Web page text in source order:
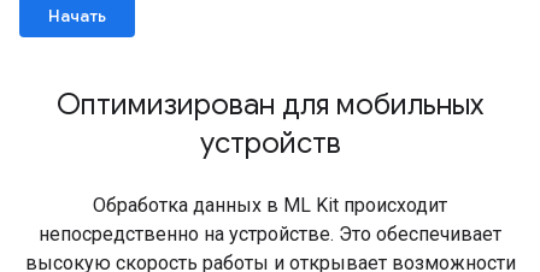
Начать
Оптимизирован для мобильных
устройств
Обработка данных в ML Kit происходит
непосредственно на устройстве. Это обеспечивает
высокую скорость работы и открывает возможности